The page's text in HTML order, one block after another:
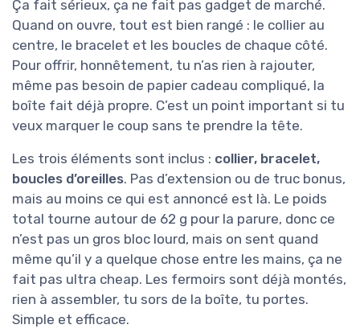
Ça fait sérieux, ça ne fait pas gadget de marché.
Quand on ouvre, tout est bien rangé : le collier au
centre, le bracelet et les boucles de chaque côté.
Pour offrir, honnêtement, tu n’as rien à rajouter,
même pas besoin de papier cadeau compliqué, la
boîte fait déjà propre. C’est un point important si tu
veux marquer le coup sans te prendre la tête.
Les trois éléments sont inclus : collier, bracelet,
boucles d’oreilles. Pas d’extension ou de truc bonus,
mais au moins ce qui est annoncé est là. Le poids
total tourne autour de 62 g pour la parure, donc ce
n’est pas un gros bloc lourd, mais on sent quand
même qu’il y a quelque chose entre les mains, ça ne
fait pas ultra cheap. Les fermoirs sont déjà montés,
rien à assembler, tu sors de la boîte, tu portes.
Simple et efficace.